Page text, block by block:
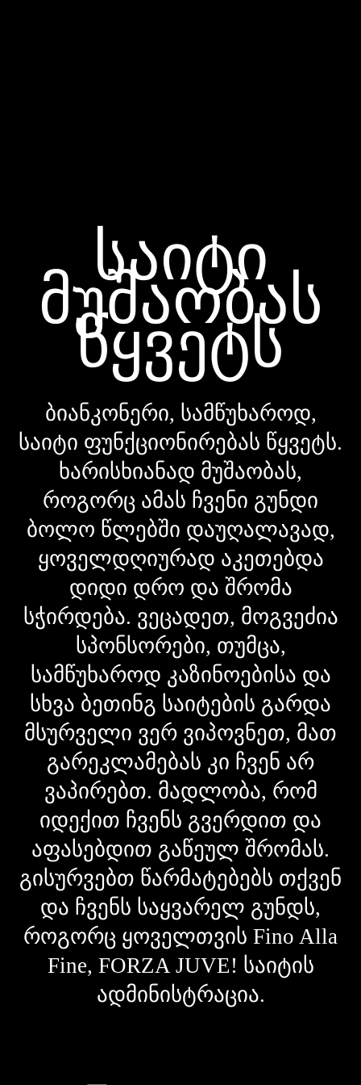
საიტი
მუშაობას
წყვეტს
ბიანკონერი, სამწუხაროდ,
საიტი ფუნქციონირებას წყვეტს.
ხარისხიანად მუშაობას,
როგორც ამას ჩვენი გუნდი
ბოლო წლებში დაუღალავად,
ყოველდღიურად აკეთებდა
დიდი დრო და შრომა
სჭირდება. ვეცადეთ, მოგვეძია
სპონსორები, თუმცა,
სამწუხაროდ კაზინოებისა და
სხვა ბეთინგ საიტების გარდა
მსურველი ვერ ვიპოვნეთ, მათ
გარეკლამებას კი ჩვენ არ
ვაპირებთ. მადლობა, რომ
იდექით ჩვენს გვერდით და
აფასებდით გაწეულ შრომას.
გისურვებთ წარმატებებს თქვენ
და ჩვენს საყვარელ გუნდს,
როგორც ყოველთვის Fino Alla
Fine, FORZA JUVE! საიტის
ადმინისტრაცია.